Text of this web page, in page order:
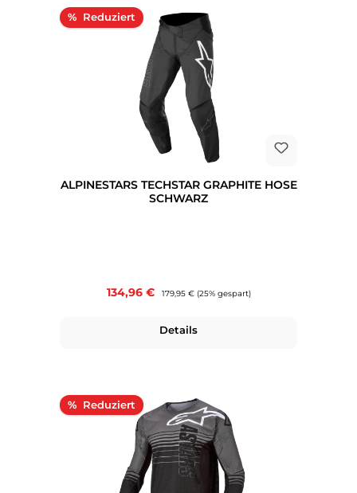
% Rabatt
ALPINESTARS TECHSTAR GRAPHITE HOSE
SCHWARZ
Verkaufspreis:
134,96 € Regulärer Preis:
179,95 € (25% gespart)
Details
% Rabatt